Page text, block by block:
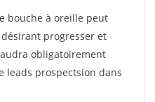
bouche à oreille peut
progresser et
obligatoirement
leads prospectsion dans